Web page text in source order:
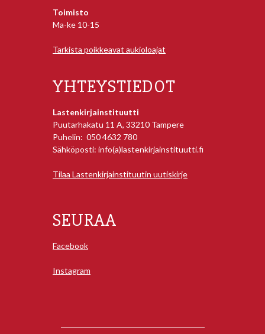
Toimisto
Ma-ke 10-15
Tarkista poikkeavat aukioloajat
YHTEYSTIEDOT
Lastenkirjainstituutti
Puutarhakatu 11 A, 33210 Tampere
Puhelin: 050 4632 780
Sähköposti: info(a)lastenkirjainstituutti.fi
Tilaa Lastenkirjainstituutin uutiskirje
SEURAA
Facebook
Instagram